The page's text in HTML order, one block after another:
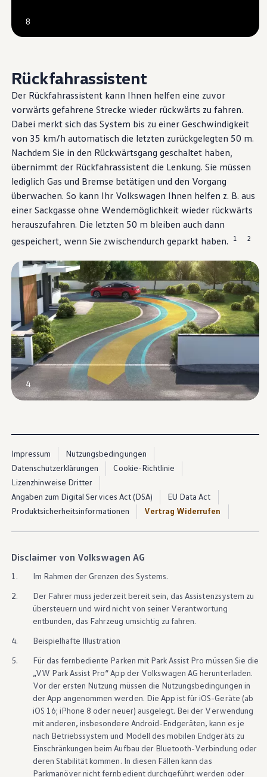
8
Rückfahrassistent
Der Rückfahrassistent kann Ihnen helfen eine zuvor
vorwärts gefahrene Strecke wieder rückwärts zu fahren.
Dabei merkt sich das System bis zu einer Geschwindigkeit
von 35 km/h automatisch die letzten zurückgelegten 50 m.
Nachdem Sie in den Rückwärtsgang geschaltet haben,
übernimmt der Rückfahrassistent die Lenkung. Sie müssen
lediglich Gas und Bremse betätigen und den Vorgang
überwachen. So kann Ihr Volkswagen Ihnen helfen z. B. aus
einer Sackgasse ohne Wendemöglichkeit wieder rückwärts
herauszufahren. Die letzten 50 m bleiben auch dann
gespeichert, wenn Sie zwischendurch geparkt haben.
1 2
4
Impressum
Nutzungsbedingungen
Datenschutzerklärungen
Cookie-Richtlinie
Lizenzhinweise Dritter
Angaben zum Digital Services Act (DSA)
EU Data Act
Produktsicherheitsinformationen
Vertrag Widerrufen
Disclaimer von Volkswagen AG
1.
Im Rahmen der Grenzen des Systems.
2.
Der Fahrer muss jederzeit bereit sein, das Assistenzsystem zu
übersteuern und wird nicht von seiner Verantwortung
entbunden, das Fahrzeug umsichtig zu fahren.
4.
Beispielhafte Illustration
5.
Für das fernbediente Parken mit Park Assist Pro müssen Sie die
„VW Park Assist Pro“ App der Volkswagen AG herunterladen.
Vor der ersten Nutzung müssen die Nutzungsbedingungen in
der App angenommen werden. Die App ist für iOS-Geräte (ab
iOS 16; iPhone 8 oder neuer) ausgelegt. Bei der Verwendung
mit anderen, insbesondere Android-Endgeräten, kann es je
nach Betriebssystem und Modell des mobilen Endgeräts zu
Einschränkungen beim Aufbau der Bluetooth-Verbindung oder
deren Stabilität kommen. In diesen Fällen kann das
Parkmanöver nicht fernbedient durchgeführt werden oder